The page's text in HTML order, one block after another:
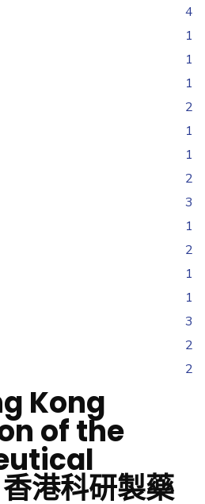
4
1
1
1
2
1
1
2
3
1
2
1
1
3
2
2
Kong
of the
港科研製藥